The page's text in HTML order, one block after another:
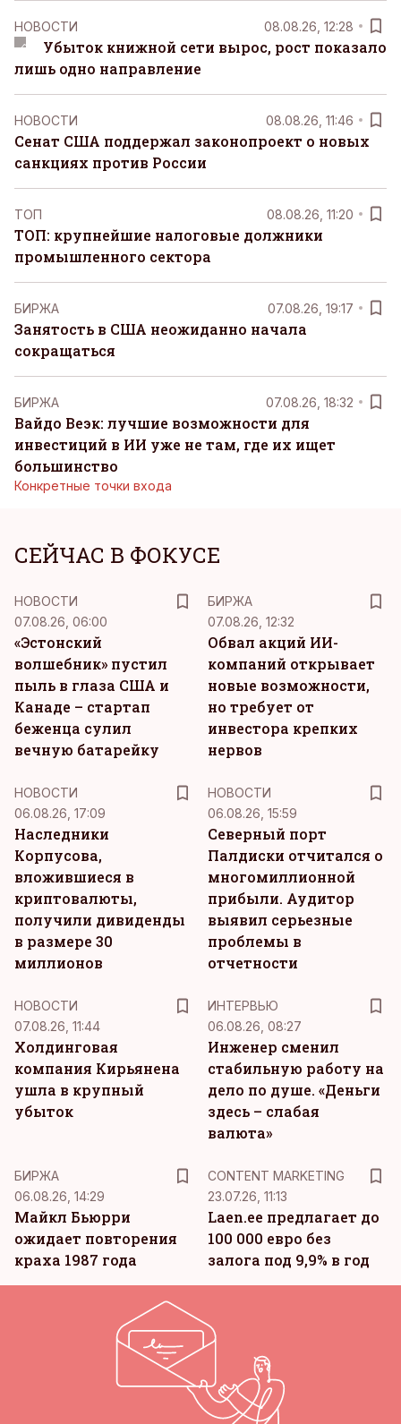
НОВОСТИ 08.08.26, 12:28
Убыток книжной сети вырос, рост показало
лишь одно направление
НОВОСТИ 08.08.26, 11:46
Сенат США поддержал законопроект о новых
санкциях против России
ТОП 08.08.26, 11:20
ТОП: крупнейшие налоговые должники
промышленного сектора
БИРЖА 07.08.26, 19:17
Занятость в США неожиданно начала
сокращаться
БИРЖА 07.08.26, 18:32
Вайдо Веэк: лучшие возможности для
инвестиций в ИИ уже не там, где их ищет
большинство
Конкретные точки входа
СЕЙЧАС В ФОКУСЕ
НОВОСТИ
07.08.26, 06:00
«Эстонский
волшебник» пустил
пыль в глаза США и
Канаде – стартап
беженца сулил
вечную батарейку
БИРЖА
07.08.26, 12:32
Обвал акций ИИ-
компаний открывает
новые возможности,
но требует от
инвестора крепких
нервов
НОВОСТИ
06.08.26, 17:09
Наследники
Корпусова,
вложившиеся в
криптовалюты,
получили дивиденды
в размере 30
миллионов
НОВОСТИ
06.08.26, 15:59
Северный порт
Палдиски отчитался о
многомиллионной
прибыли. Аудитор
выявил серьезные
проблемы в
отчетности
НОВОСТИ
07.08.26, 11:44
Холдинговая
компания Кирьянена
ушла в крупный
убыток
ИНТЕРВЬЮ
06.08.26, 08:27
Инженер сменил
стабильную работу на
дело по душе. «Деньги
здесь – слабая
валюта»
БИРЖА
06.08.26, 14:29
Майкл Бьюрри
ожидает повторения
краха 1987 года
CONTENT MARKETING
23.07.26, 11:13
Laen.ee предлагает до
100 000 евро без
залога под 9,9% в год